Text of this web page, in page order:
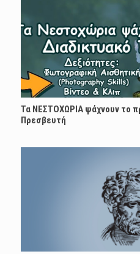
Τα ΝΕΣΤΟΧΩΡΙΑ ψάχνουν το
Πρεσβευτή